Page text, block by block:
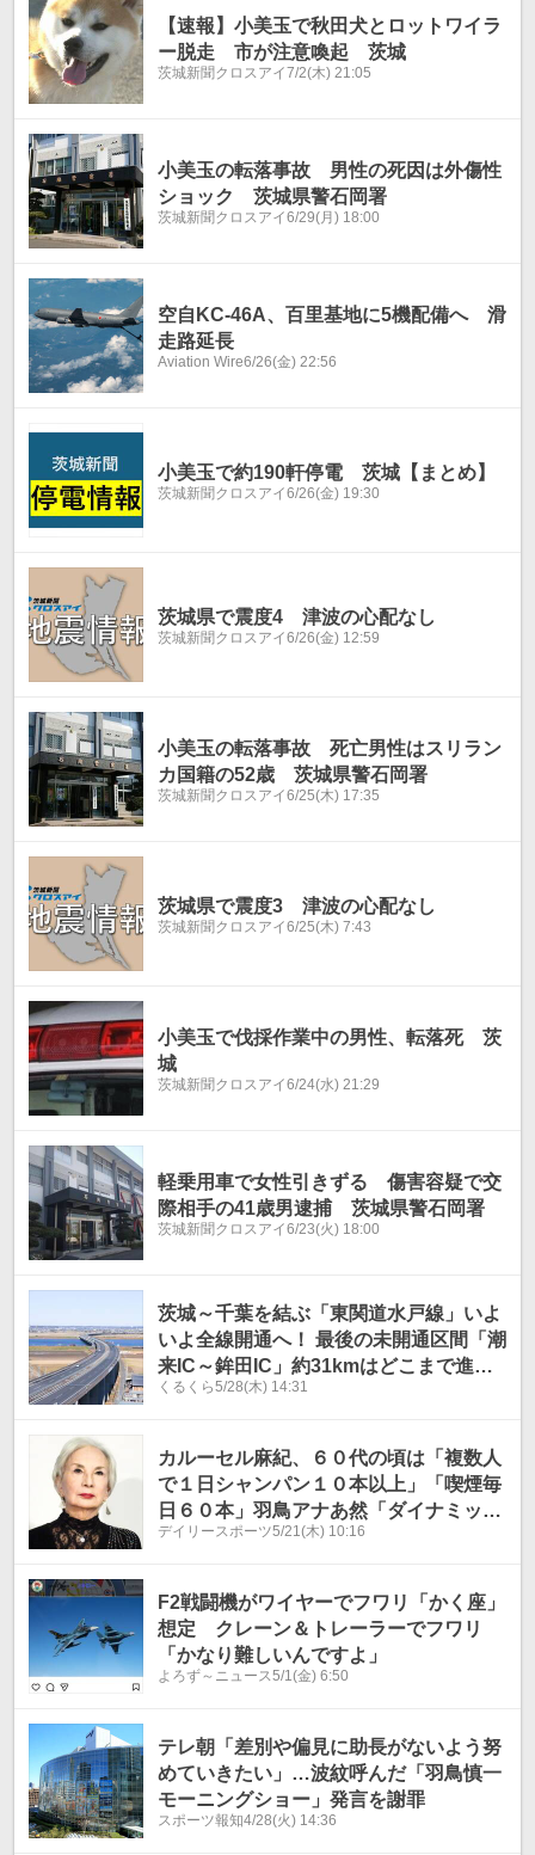
【速報】小美玉で秋田犬とロットワイラ
ー脱走 市が注意喚起 茨城
茨城新聞クロスアイ7/2(木) 21:05
小美玉の転落事故 男性の死因は外傷性
ショック 茨城県警石岡署
茨城新聞クロスアイ6/29(月) 18:00
空自KC-46A、百里基地に5機配備へ 滑
走路延長
Aviation Wire6/26(金) 22:56
小美玉で約190軒停電 茨城【まとめ】
茨城新聞クロスアイ6/26(金) 19:30
茨城県で震度4 津波の心配なし
茨城新聞クロスアイ6/26(金) 12:59
小美玉の転落事故 死亡男性はスリラン
カ国籍の52歳 茨城県警石岡署
茨城新聞クロスアイ6/25(木) 17:35
茨城県で震度3 津波の心配なし
茨城新聞クロスアイ6/25(木) 7:43
小美玉で伐採作業中の男性、転落死 茨
城
茨城新聞クロスアイ6/24(水) 21:29
軽乗用車で女性引きずる 傷害容疑で交
際相手の41歳男逮捕 茨城県警石岡署
茨城新聞クロスアイ6/23(火) 18:00
茨城～千葉を結ぶ「東関道水戸線」いよ
いよ全線開通へ！ 最後の未開通区間「潮
来IC～鉾田IC」約31kmはどこまで進ん
だ？【いま気になる道路計画】
くるくら5/28(木) 14:31
カルーセル麻紀、６０代の頃は「複数人
で１日シャンパン１０本以上」「喫煙毎
日６０本」羽鳥アナあ然「ダイナミッ
ク…」
デイリースポーツ5/21(木) 10:16
F2戦闘機がワイヤーでフワリ「かく座」
想定 クレーン＆トレーラーでフワリ
「かなり難しいんですよ」
よろず～ニュース5/1(金) 6:50
テレ朝「差別や偏見に助長がないよう努
めていきたい」…波紋呼んだ「羽鳥慎一
モーニングショー」発言を謝罪
スポーツ報知4/28(火) 14:36